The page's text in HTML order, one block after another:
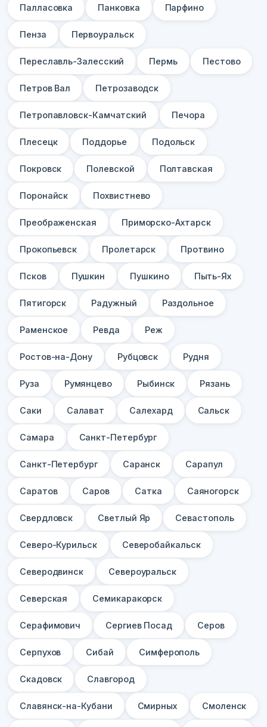
Палласовка Панковка Парфино
Пенза Первоуральск
Переславль-Залесский Пермь Пестово
Петров Вал Петрозаводск
Петропавловск-Камчатский Печора
Плесецк Поддорье Подольск
Покровск Полевской Полтавская
Поронайск Похвистнево
Преображенская Приморско-Ахтарск
Прокопьевск Пролетарск Протвино
Псков Пушкин Пушкино Пыть-Ях
Пятигорск Радужный Раздольное
Раменское Ревда Реж
Ростов-на-Дону Рубцовск Рудня
Руза Румянцево Рыбинск Рязань
Саки Салават Салехард Сальск
Самара Санкт-Петербург
Санкт-Петербург Саранск Сарапул
Саратов Саров Сатка Саяногорск
Свердловск Светлый Яр Севастополь
Северо-Курильск Северобайкальск
Северодвинск Североуральск
Северская Семикаракорск
Серафимович Сергиев Посад Серов
Серпухов Сибай Симферополь
Скадовск Славгород
Славянск-на-Кубани Смирных Смоленск